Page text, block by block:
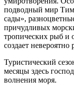
подводный мир
сады»,
причудливых
тропических рыб и
создает
Туристический
месяцы здесь
волнения моря.